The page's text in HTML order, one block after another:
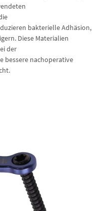
bakterielle Adhäsion,
Diese Materialien
der
bessere nachoperative